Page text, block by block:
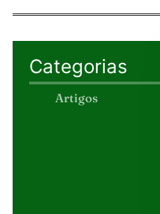
Categorias
Artigos